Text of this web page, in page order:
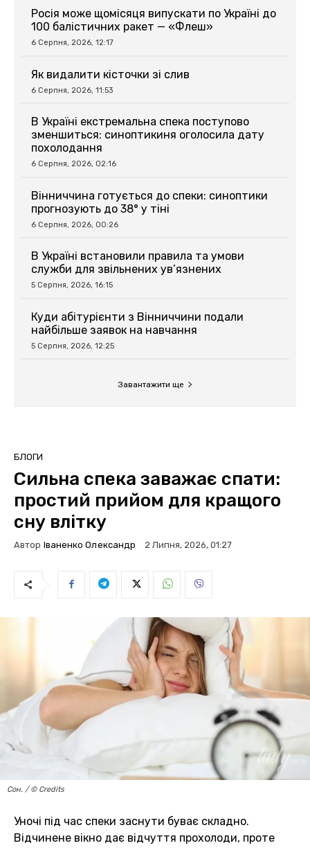
Росія може щомісяця випускати по Україні до
100 балістичних ракет — «Флеш»
6 Серпня, 2026, 12:17
Як видалити кісточки зі слив
6 Серпня, 2026, 11:53
В Україні екстремальна спека поступово
зменшиться: синоптикиня оголосила дату
похолодання
6 Серпня, 2026, 02:16
Вінниччина готується до спеки: синоптики
прогнозують до 38° у тіні
6 Серпня, 2026, 00:26
В Україні встановили правила та умови
служби для звільнених ув’язнених
5 Серпня, 2026, 16:15
Куди абітурієнти з Вінниччини подали
найбільше заявок на навчання
5 Серпня, 2026, 12:25
Завантажити ще